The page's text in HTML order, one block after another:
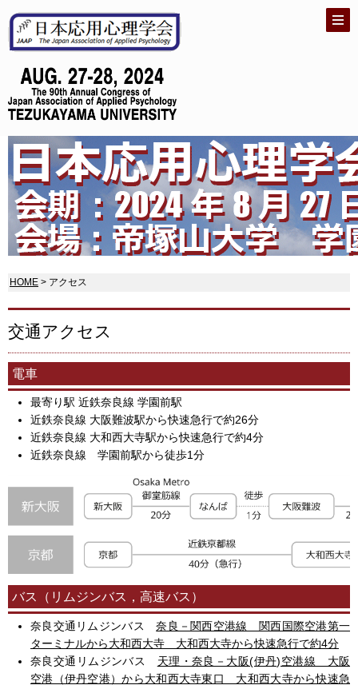
HOME > アクセス
交通アクセス
電車
最寄り駅 近鉄奈良線 学園前駅
近鉄奈良線 大阪難波駅から快速急行で約26分
近鉄奈良線 大和西大寺駅から快速急行で約4分
近鉄奈良線 学園前駅から徒歩1分
バス（リムジンバス，高速バス）
奈良交通リムジンバス奈良－関西空港線 関西国際空港第一
ターミナルから大和西大寺 大和西大寺から快速急行で約4分
奈良交通リムジンバス 天理・奈良－大阪(伊丹)空港線 大阪
空港（伊丹空港）から大和西大寺東口 大和西大寺から快速急